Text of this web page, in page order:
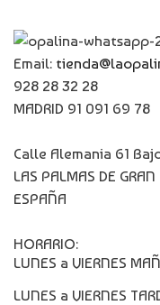
Email:
928 28 32 28
MADRID 91 091 69 78
Calle Alemania 61
LAS PALMAS DE GRAN
ESPAÑA
HORARIO:
LUNES a VIERNES
LUNES a VIERNES